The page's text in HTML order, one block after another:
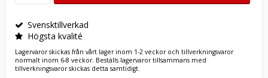
Svensktillverkad
Högsta kvalité
Lagervaror skickas från vårt lager inom 1-2 veckor och tillverkningsvaror
normalt inom 6-8 veckor. Beställs lagervaror tillsammans med
tillverkningsvaror skickas detta samtidigt.